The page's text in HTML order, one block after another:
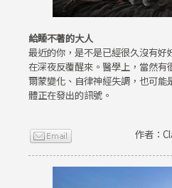
給睡不著的大人
最近的你，是不是已經很久沒有
在深夜反覆醒來。醫學上，當然
爾蒙變化、自律神經失調，也可
體正在發出的訊號。
作者：